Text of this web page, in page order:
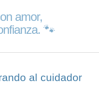
amor,
🐾
al cuidador